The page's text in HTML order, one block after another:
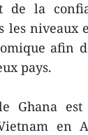
de la
les
afin
pays.
Ghana
en